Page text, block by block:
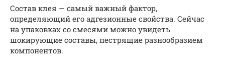
Состав клея — самый важный фактор,
определяющий его адгезионные свойства. Сейчас
на упаковках со смесями можно увидеть
шокирующие составы, пестрящие разнообразием
компонентов.